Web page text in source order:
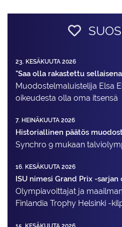
23. KESÄKUUTA 2026
"Saa olla rakastettu
Muodostelma­luistelija Elsa
oikeudesta olla oma itsensä
7. HEINÄKUUTA 2026
Historiallinen päätös
Synchro 9 mukaan
16. KESÄKUUTA 2026
ISU nimesi Grand Prix -
Olympiavoittajat ja
Finlandia Trophy Helsinki -